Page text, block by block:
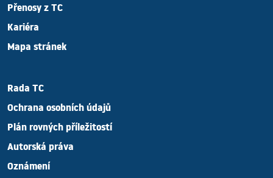
Přenosy z TC
Kariéra
Mapa stránek
Rada TC
Ochrana osobních údajů
Plán rovných příležitostí
Autorská práva
Oznámení